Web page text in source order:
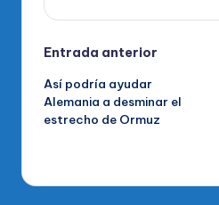
Navegación
de
entradas
Entrada anterior
Así podría ayudar
Alemania a desminar el
estrecho de Ormuz